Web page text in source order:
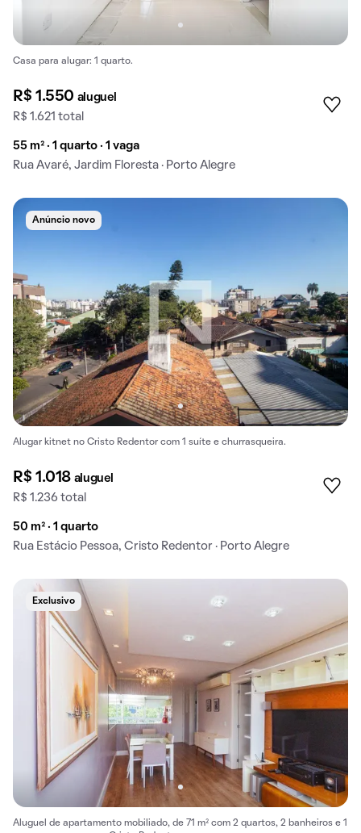
Casa para alugar: 1 quarto.
R$ 1.550 aluguel
R$ 1.621 total
55 m² · 1 quarto · 1 vaga
Rua Avaré, Jardim Floresta · Porto Alegre
Anúncio novo
Alugar kitnet no Cristo Redentor com 1 suíte e churrasqueira.
R$ 1.018 aluguel
R$ 1.236 total
50 m² · 1 quarto
Rua Estácio Pessoa, Cristo Redentor · Porto Alegre
Exclusivo
Aluguel de apartamento mobiliado, de 71 m² com 2 quartos, 2 banheiros e 1